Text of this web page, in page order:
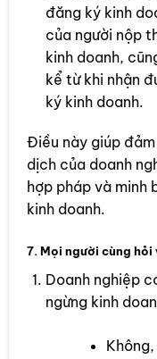
đăng ký kinh
của người nộp
kinh doanh,
kể từ khi nhận
ký kinh doanh.
Điều này giúp
dịch của doanh
hợp pháp và minh
kinh doanh.
7. Mọi người cùng hỏi
Doanh nghiệp
ngừng kinh